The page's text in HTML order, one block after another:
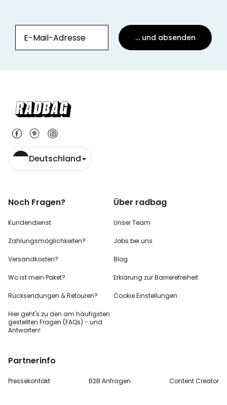
... und absenden
Deutschland
Noch Fragen?
Kundendienst
Zahlungsmöglichkeiten?
Versandkosten?
Wo ist mein Paket?
Rücksendungen & Retouren?
Hier geht's zu den am häufigsten
gestellten Fragen (FAQs) - und
Antworten!
Über radbag
Unser Team
Jobs bei uns
Blog
Erklärung zur Barrierefreiheit
Cookie Einstellungen
Partnerinfo
Pressekontakt B2B Anfragen Content Creator